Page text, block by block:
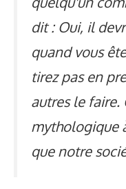
dit : Oui, il
quand vous
tirez pas en
autres le faire.
mythologique
que notre